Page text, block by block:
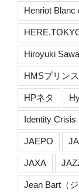
Henriot Blanc
Hiroyuki
HMSプリン
HPネタ
Identity Crisis
JAEPO
JAXA
Jean Bart（